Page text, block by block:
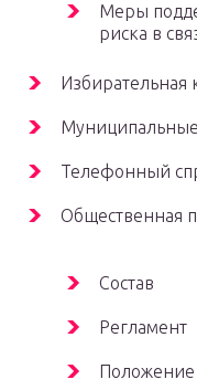
Меры
риска в
Избирательная
Телефонный
Общественная
Состав
Регламент
Положение